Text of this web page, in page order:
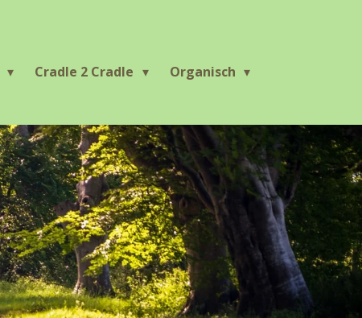
Cradle 2 Cradle
Organisch